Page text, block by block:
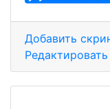
Добавить
Редактировать